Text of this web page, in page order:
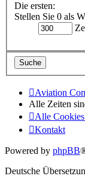
Die ersten:
Stellen Sie 0 als
Aviation
Alle Zeiten
Alle
Kontakt
Powered by phpBB
Deutsche